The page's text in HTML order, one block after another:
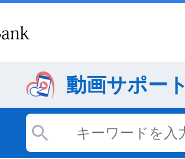
動画サポート